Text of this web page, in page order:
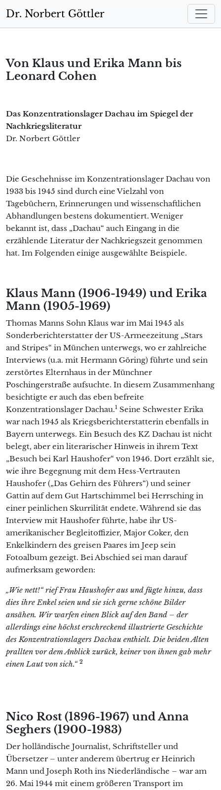
Zum Hauptinhalt springen
Dr. Norbert Göttler
Von Klaus und Erika Mann bis
Leonard Cohen
Das Konzentrationslager Dachau im Spiegel der
Nachkriegsliteratur
Dr. Norbert Göttler
Die Geschehnisse im Konzentrationslager Dachau von
1933 bis 1945 sind durch eine Vielzahl von
Tagebüchern, Erinnerungen und wissenschaftlichen
Abhandlungen bestens dokumentiert. Weniger
bekannt ist, dass „Dachau“ auch Eingang in die
erzählende Literatur der Nachkriegszeit genommen
hat. Im Folgenden einige ausgewählte Beispiele.
Klaus Mann (1906-1949) und Erika
Mann (1905-1969)
Thomas Manns Sohn Klaus war im Mai 1945 als
Sonderberichterstatter der US-Armeezeitung „Stars
and Stripes“ in München unterwegs, wo er zahlreiche
Interviews (u.a. mit Hermann Göring) führte und sein
zerstörtes Elternhaus in der Münchner
Poschingerstraße aufsuchte. In diesem Zusammenhang
besichtigte er auch das eben befreite
Konzentrationslager Dachau.1 Seine Schwester Erika
war nach 1945 als Kriegsberichterstatterin ebenfalls in
Bayern unterwegs. Ein Besuch des KZ Dachau ist nicht
belegt, aber ein literarischer Hinweis in ihrem Text
„Besuch bei Karl Haushofer“ von 1946. Dort erzählt sie,
wie ihre Begegnung mit dem Hess-Vertrauten
Haushofer („Das Gehirn des Führers“) und seiner
Gattin auf dem Gut Hartschimmel bei Herrsching in
einer peinlichen Skurrilität endete. Während sie das
Interview mit Haushofer führte, habe ihr US-
amerikanischer Begleitoffizier, Major Coker, den
Enkelkindern des greisen Paares im Jeep sein
Fotoalbum gezeigt. Bei Abschied sei man darauf
aufmerksam geworden:
„Wie nett!“ rief Frau Haushofer aus und fügte hinzu, dass
dies ihre Enkel seien und sie sich gerne schöne Bilder
ansähen. Wir warfen einen Blick auf den Band – der
allerdings eine höchst erschreckend illustrierte Geschichte
des Konzentrationslagers Dachau enthielt. Die beiden Alten
prallten vor dem Anblick zurück, keiner von ihnen gab mehr
einen Laut von sich.“ 2
Nico Rost (1896-1967) und Anna
Seghers (1900-1983)
Der holländische Journalist, Schriftsteller und
Übersetzer – unter anderem übertrug er Heinrich
Mann und Joseph Roth ins Niederländische – war am
26. Mai 1944 mit einem größeren Transport im